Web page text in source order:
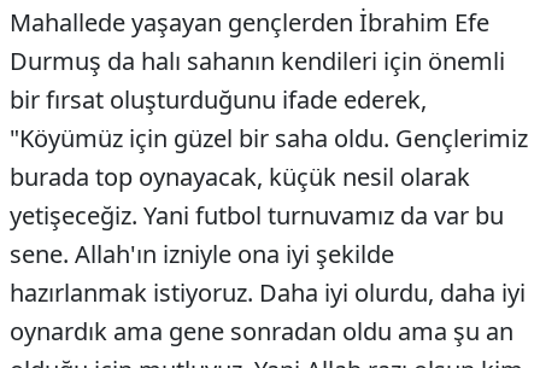
Mahallede yaşayan gençlerden İbrahim Efe
Durmuş da halı sahanın kendileri için önemli
bir fırsat oluşturduğunu ifade ederek,
"Köyümüz için güzel bir saha oldu. Gençlerimiz
burada top oynayacak, küçük nesil olarak
yetişeceğiz. Yani futbol turnuvamız da var bu
sene. Allah'ın izniyle ona iyi şekilde
hazırlanmak istiyoruz. Daha iyi olurdu, daha iyi
oynardık ama gene sonradan oldu ama şu an